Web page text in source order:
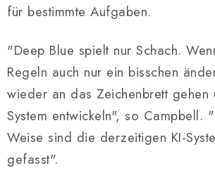
für bestimmte Aufgaben.
"Deep Blue spielt nur Schach.
Regeln auch nur ein bisschen
wieder an das Zeichenbrett gehen
System entwickeln", so Campbell.
Weise sind die derzeitigen KI-
gefasst".